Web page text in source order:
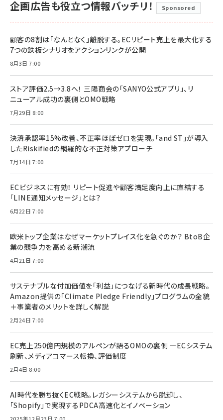
企画広告も役立つ情報バッチリ！ Sponsored
顧客の8割は「なんとなく」離脱する。ECリピート売上を最大化する
7つの鉄板シナリオをアクションリンクが公開
8月3日 7:00
ストア評価2.5→3.8へ！ 三陽商会の「SANYO公式アプリ」、リ
ニューアル成功の裏側とOMO戦略
7月29日 8:00
決済承認率15%改善、不正率ほぼゼロを実現。「and ST」が導入
したRiskifiedの網羅的な不正対策アプローチ
7月14日 7:00
ECビジネスに有効！ リピート促進や顧客満足度向上に直結する
「LINE通知メッセージ」とは？
6月22日 7:00
欧米トップ企業はなぜマーケットプレイス化を急ぐのか？ BtoB企
業の競争力を高める新潮流
4月21日 7:00
サステナブルな付加価値を「利益」につなげる新時代の成長戦略。
Amazon提供の「Climate Pledge Friendly」プログラムの全貌
＋事業者のメリットを詳しく解説
2月24日 7:00
EC売上250億円規模のアルペンが語るOMOの裏側 ―ECシステム
刷新、メディアコマース転換、評価制度
2月4日 8:00
AI時代を勝ち抜くEC戦略。レガシーシステムから脱却し、
「Shopify」で実現するPDCA高速化とイノベーション
2025年12月23日 7:00